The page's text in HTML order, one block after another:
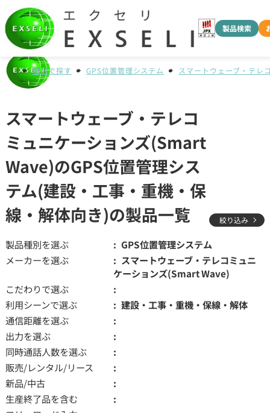
製品検索
種別で探す GPS位置管理システム スマートウェーブ・テ
スマートウェーブ・テレコ
ミュニケーションズ(Smart
Wave)のGPS位置管理シス
テム(建設・工事・重機・保
線・解体向き)の製品一覧
絞り込み
製品種別を選ぶ
GPS位置管理システム
メーカーを選ぶ
スマートウェーブ・テレコミュニ
ケーションズ(Smart Wave)
こだわりで選ぶ
利用シーンで選ぶ
建設・工事・重機・保線・解体
通信距離を選ぶ
出力を選ぶ
同時通話人数を選ぶ
販売/レンタル/リース
新品/中古
生産終了品を含む